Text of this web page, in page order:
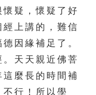
疑，懷疑了好
上講的，難信
因緣補足了。
天天親近佛菩
麼長的時間補
行！所以學